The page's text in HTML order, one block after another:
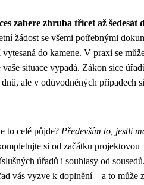
zabere zhruba třicet až šedesát
žádost se všemi potřebnými
do kamene. V praxi se
situace vypadá. Zákon sice
ale v odůvodněných případech
to celé půjde? Především to, jestli
si od začátku projektovou
úřadů i souhlasy od
vás vyzve k doplnění – a to může